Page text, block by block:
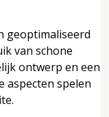
geoptimaliseerd
van schone
ontwerp en een
aspecten spelen